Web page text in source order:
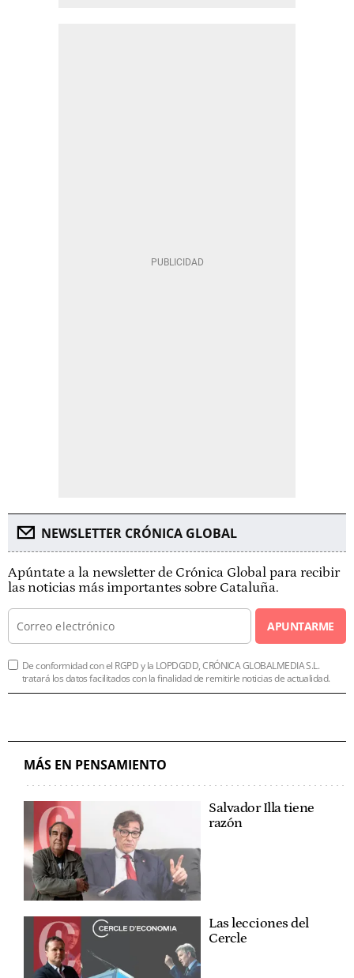
NEWSLETTER CRÓNICA GLOBAL
Apúntate a la newsletter de Crónica Global para recibir
las noticias más importantes sobre Cataluña.
APUNTARME
De conformidad con el RGPD y la LOPDGDD, CRÓNICA GLOBALMEDIA S.L.
tratará los datos facilitados con la finalidad de remitirle noticias de actualidad.
MÁS EN PENSAMIENTO
Salvador Illa tiene
razón
Las lecciones del
Cercle